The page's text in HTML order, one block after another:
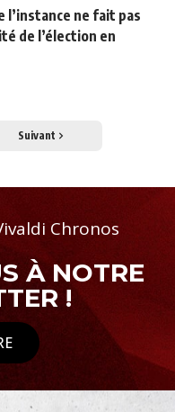
l’instance ne fait pas
de l’élection en
Suivant
Chronos
À NOTRE
!